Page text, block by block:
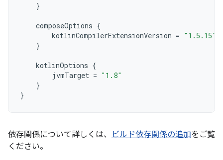
}
composeOptions {
kotlinCompilerExtensionVersion = "1.5.15"
}
kotlinOptions {
jvmTarget = "1.8"
}
}
依存関係について詳しくは、 ビルド依存関係の追加をご覧
ください。